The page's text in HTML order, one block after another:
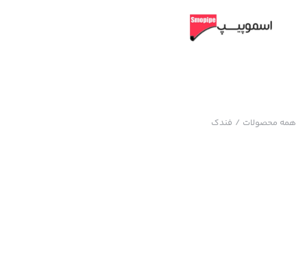
همه محصولات / فندک